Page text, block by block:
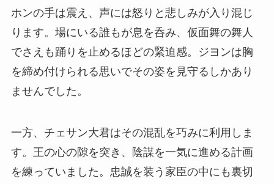
ホンの手は震え、声には怒りと悲しみが入り混じ
ります。場にいる誰もが息を呑み、仮面舞の舞人
でさえも踊りを止めるほどの緊迫感。ジヨンは胸
を締め付けられる思いでその姿を見守るしかあり
ませんでした。
一方、チェサン大君はその混乱を巧みに利用しま
す。王の心の隙を突き、陰謀を一気に進める計画
を練っていました。忠誠を装う家臣の中にも裏切